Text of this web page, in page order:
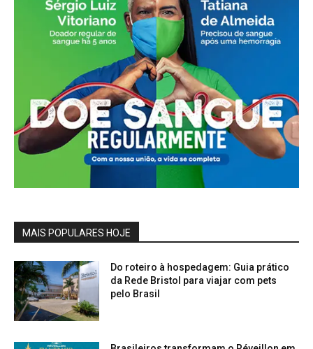
MAIS POPULARES HOJE
Do roteiro à hospedagem: Guia prático
da Rede Bristol para viajar com pets
pelo Brasil